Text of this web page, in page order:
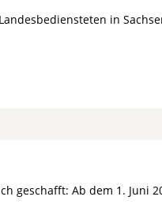
in
geschafft: Ab dem 1. Juni